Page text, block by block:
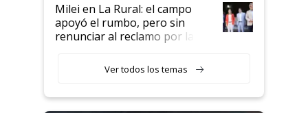
Milei en La Rural: el campo
apoyó el rumbo, pero sin
renunciar al reclamo por las
Ver todos los temas